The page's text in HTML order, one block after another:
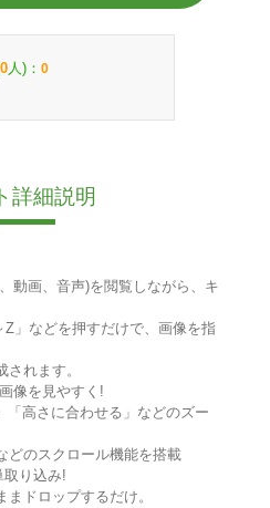
0 人)： 0
詳細説明
動画、音声)を閲覧しながら、キ
」などを押すだけで、画像を指
れます。
像を見やすく!
「高さに合わせる」などのズー
どのスクロール機能を搭載
取り込み!
ドロップするだけ。